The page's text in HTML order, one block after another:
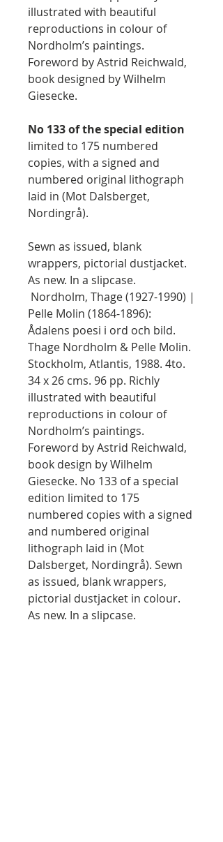
illustrated with beautiful
reproductions in colour of
Nordholm’s paintings.
Foreword by Astrid Reichwald,
book designed by Wilhelm
Giesecke.
No 133 of the special edition
limited to 175 numbered
copies, with a signed and
numbered original lithograph
laid in (Mot Dalsberget,
Nordingrå).
Sewn as issued, blank
wrappers, pictorial dustjacket.
As new. In a slipcase.
Nordholm, Thage (1927-1990) |
Pelle Molin (1864-1896):
Ådalens poesi i ord och bild.
Thage Nordholm & Pelle Molin.
Stockholm, Atlantis, 1988. 4to.
34 x 26 cms. 96 pp. Richly
illustrated with beautiful
reproductions in colour of
Nordholm’s paintings.
Foreword by Astrid Reichwald,
book design by Wilhelm
Giesecke. No 133 of a special
edition limited to 175
numbered copies with a signed
and numbered original
lithograph laid in (Mot
Dalsberget, Nordingrå). Sewn
as issued, blank wrappers,
pictorial dustjacket in colour.
As new. In a slipcase.